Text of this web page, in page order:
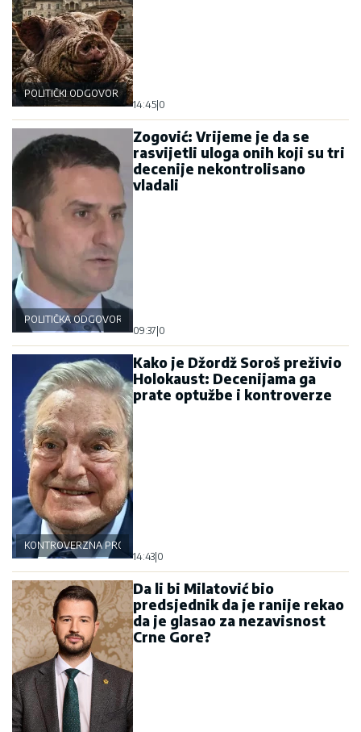
POLITIČKI ODGOVOR
14:45|0
POLITIČKA ODGOVORNOST
Zogović: Vrijeme je da se
rasvijetli uloga onih koji su tri
decenije nekontrolisano
vladali
09:37|0
KONTROVERZNA PROŠLOST
Kako je Džordž Soroš preživio
Holokaust: Decenijama ga
prate optužbe i kontroverze
14:43|0
Da li bi Milatović bio
predsjednik da je ranije rekao
da je glasao za nezavisnost
Crne Gore?